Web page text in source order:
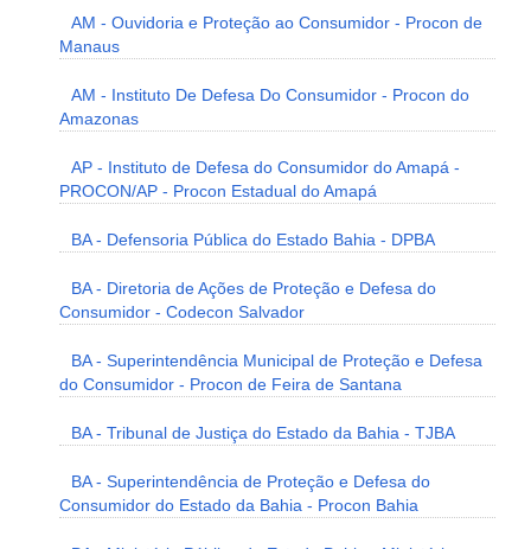
AM - Ouvidoria e Proteção ao Consumidor - Procon de
Manaus
AM - Instituto De Defesa Do Consumidor - Procon do
Amazonas
AP - Instituto de Defesa do Consumidor do Amapá -
PROCON/AP - Procon Estadual do Amapá
BA - Defensoria Pública do Estado Bahia - DPBA
BA - Diretoria de Ações de Proteção e Defesa do
Consumidor - Codecon Salvador
BA - Superintendência Municipal de Proteção e Defesa
do Consumidor - Procon de Feira de Santana
BA - Tribunal de Justiça do Estado da Bahia - TJBA
BA - Superintendência de Proteção e Defesa do
Consumidor do Estado da Bahia - Procon Bahia